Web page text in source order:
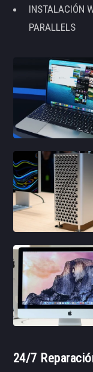
INSTALACIÓN
PARALLELS
24/7